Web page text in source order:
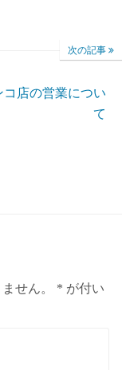
次の記事
コ店の営業につい
て
せん。 * が付い